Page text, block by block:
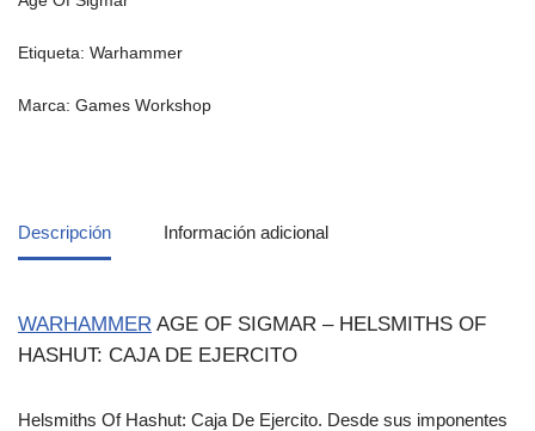
Etiqueta: Warhammer
Marca: Games Workshop
Descripción Información adicional
WARHAMMER AGE OF SIGMAR – HELSMITHS OF
HASHUT: CAJA DE EJERCITO
Helsmiths Of Hashut: Caja De Ejercito. Desde sus imponentes